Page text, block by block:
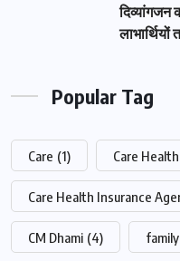
दिव्यांगजन
Popular Tag
Care (1) Care
Care Health Insurance
CM Dhami (4)